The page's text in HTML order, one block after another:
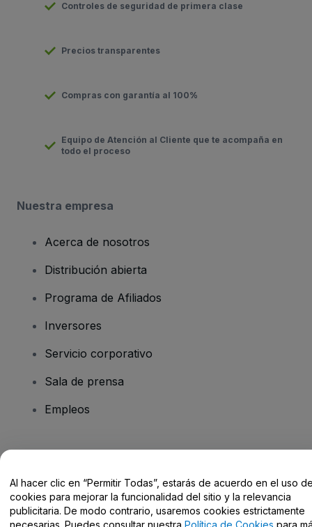
Controles de seguridad de primera clase
Precios transparentes
Compras con garantía al 100%
Equipo de Atención al Cliente que te acompaña en
todo el proceso
Nuestra empresa
Acerca de nosotros
Distribución abierta
Programa de Afiliados
Inversores
Servicio corporativo
Sala de prensa
Empleos
Centro de Ayuda / Contacto
Al hacer clic en “Permitir Todas”, estarás de acuerdo en el uso
cookies para mejorar la funcionalidad del sitio y la relevancia
publicitaria. De modo contrario, usaremos cookies estrictamente
necesarias. Puedes consultar nuestra Política de Cookies para